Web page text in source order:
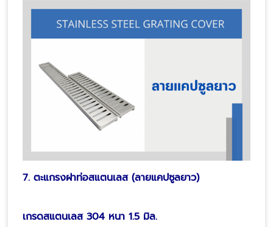
7. ตะแกรงฝาท่อสแตนเลส (ลายแคปซูลยาว)
เกรดสแตนเลส 304 หนา 1.5 มิล.